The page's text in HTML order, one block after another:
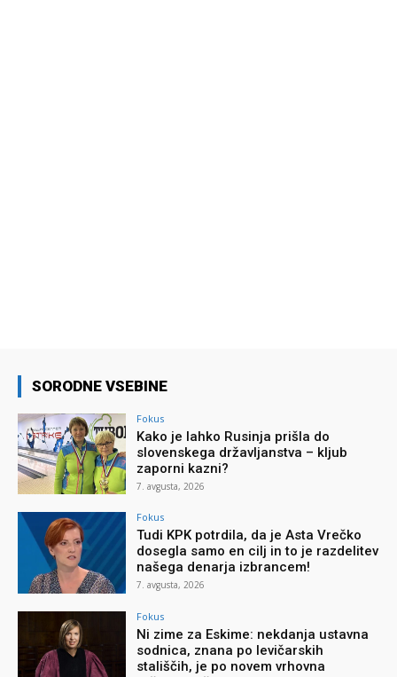
SORODNE VSEBINE
Fokus
Kako je lahko Rusinja prišla do
slovenskega državljanstva – kljub
zaporni kazni?
7. avgusta, 2026
Fokus
Tudi KPK potrdila, da je Asta Vrečko
dosegla samo en cilj in to je razdelitev
našega denarja izbrancem!
7. avgusta, 2026
Fokus
Ni zime za Eskime: nekdanja ustavna
sodnica, znana po levičarskih
stališčih, je po novem vrhovna